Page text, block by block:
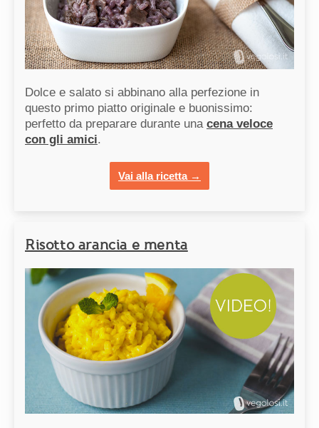
Dolce e salato si abbinano alla perfezione in
questo primo piatto originale e buonissimo:
perfetto da preparare durante una cena veloce
con gli amici.
Vai alla ricetta →
Risotto arancia e menta